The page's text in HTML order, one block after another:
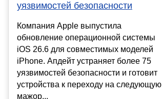
уязвимостей безопасности
Компания Apple выпустила
обновление операционной системы
iOS 26.6 для совместимых моделей
iPhone. Апдейт устраняет более 75
уязвимостей безопасности и готовит
устройства к переходу на следующую
мажор...